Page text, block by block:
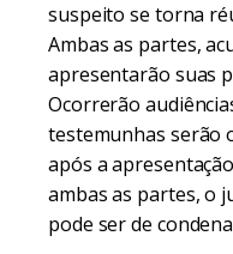
suspeito se torna
Ambas as partes,
apresentarão suas
Ocorrerão
testemunhas serão
após a
ambas as partes, o
pode ser de